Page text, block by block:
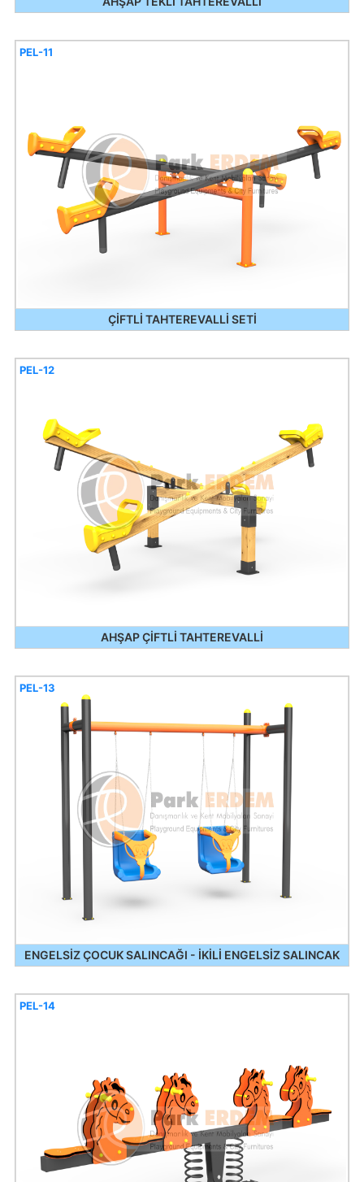
ÇİFTLİ TAHTEREVALLİ SETİ
PEL-11
AHŞAP ÇİFTLİ TAHTEREVALLİ
PEL-12
ENGELSİZ ÇOCUK SALINCAĞI - İKİLİ ENGELSİZ SALINCAK
PEL-13
PEL-14